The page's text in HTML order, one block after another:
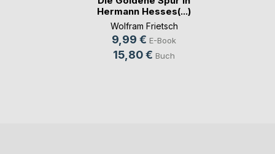
Hermann Hesses(...)
Wolfram Frietsch
9,99 € E-Book
15,80 € Buch